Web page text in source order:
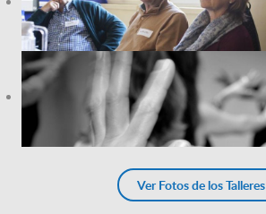
Ver Fotos de los Talleres